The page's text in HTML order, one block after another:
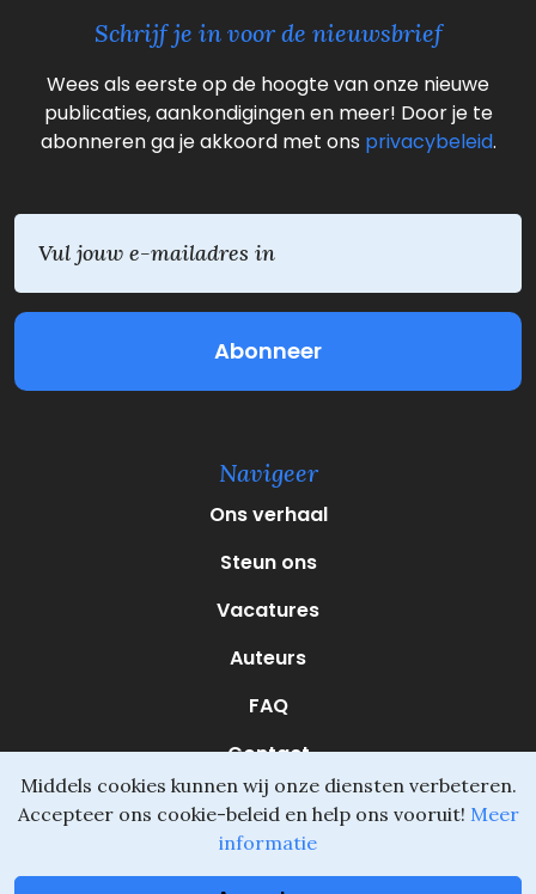
Schrijf je in voor de nieuwsbrief
Wees als eerste op de hoogte van onze nieuwe
publicaties, aankondigingen en meer! Door je te
abonneren ga je akkoord met ons privacybeleid.
m
i
l
V
i
t
Navigeer
Ons verhaal
Steun ons
Vacatures
Auteurs
FAQ
Contact
Middels cookies kunnen wij onze diensten verbeteren.
Accepteer ons cookie-beleid en help ons vooruit! Meer
informatie